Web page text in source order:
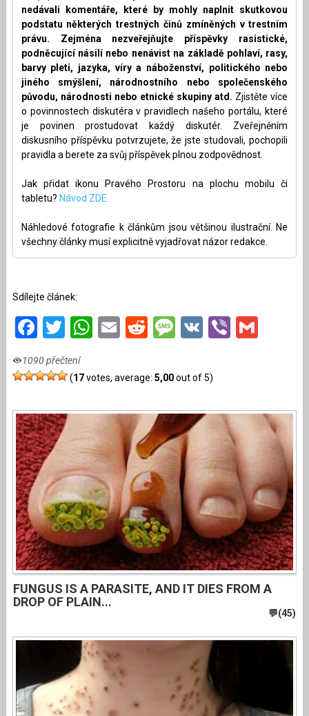
nedávali komentáře, které by mohly naplnit skutkovou
podstatu některých trestných činů zmíněných v trestním
právu. Zejména nezveřejňujte příspěvky rasistické,
podněcující násilí nebo nenávist na základě pohlaví, rasy,
barvy pleti, jazyka, víry a náboženství, politického nebo
jiného smýšlení, národnostního nebo společenského
původu, národnosti nebo etnické skupiny atd. Zjistěte více
o povinnostech diskutéra v pravidlech našeho portálu, které
je povinen prostudovat každý diskutér. Zveřejněním
diskusního příspěvku potvrzujete, že jste studovali, pochopili
pravidla a berete za svůj příspěvek plnou zodpovědnost.
Jak přidat ikonu Pravého Prostoru na plochu mobilu či
tabletu? Návod ZDE.
Náhledové fotografie k článkům jsou většinou ilustrační. Ne
všechny články musí explicitně vyjadřovat názor redakce.
Sdílejte článek:
Facebook
Twitter
WhatsApp
EmailRedditMessage
VKViber
1090 přečtení
(17votes, average: 5,00out of 5)
FUNGUS IS A PARASITE, AND IT DIES FROM A
DROP OF PLAIN...